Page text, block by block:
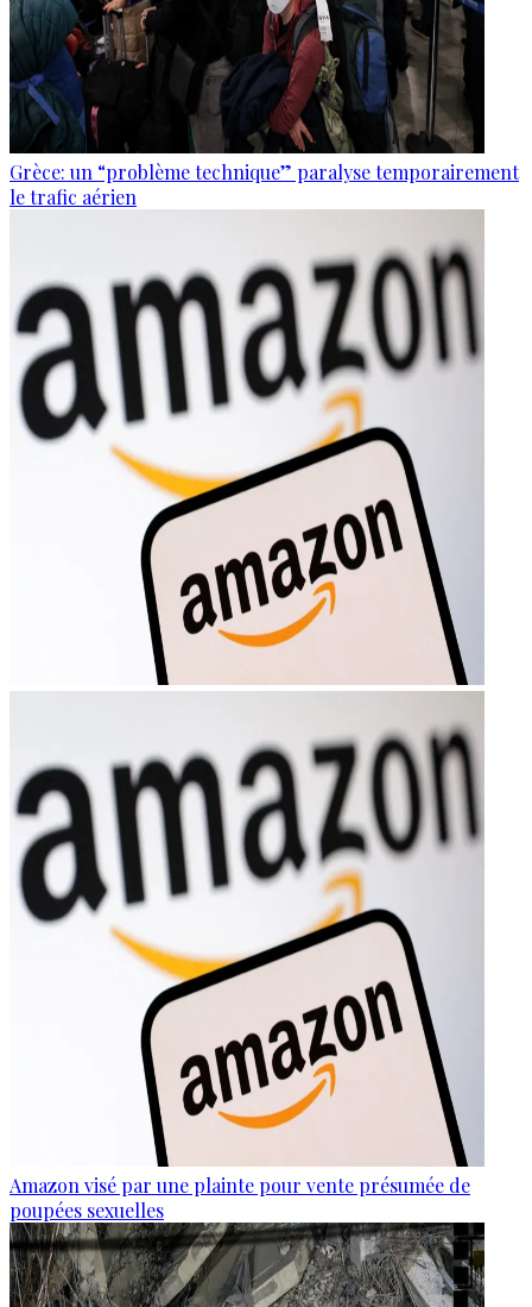
Grèce: un “problème technique” paralyse temporairement
le trafic aérien
Amazon visé par une plainte pour vente présumée de
poupées sexuelles